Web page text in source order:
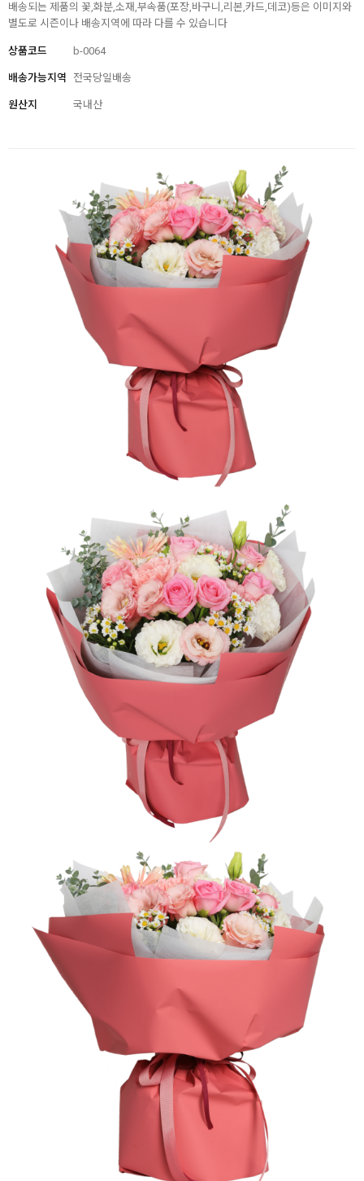
배송되는 제품의 꽃,화분,소재,부속품(포장,바구니,리본,카드,데코)등은 이미지와
별도로 시즌이나 배송지역에 따라 다를 수 있습니다
상품코드 b-0064
배송가능지역 전국당일배송
원산지 국내산